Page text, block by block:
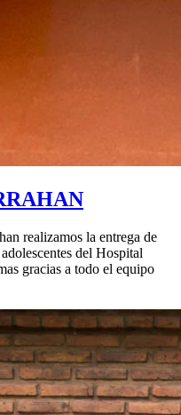
realizamos la entrega de
del Hospital
gracias a todo el equipo